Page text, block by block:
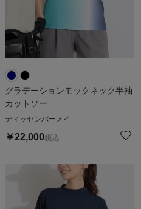
グラデーションモックネック半袖
カットソー
ディッセンバーメイ
￥22,000税込
10 %OFF